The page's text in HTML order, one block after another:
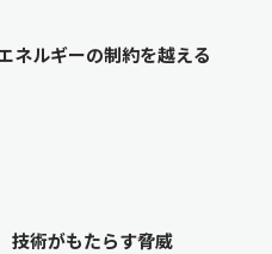
ネルギーの制約を越える
技術がもたらす脅威